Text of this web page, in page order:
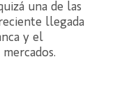
una de las
llegada
y el